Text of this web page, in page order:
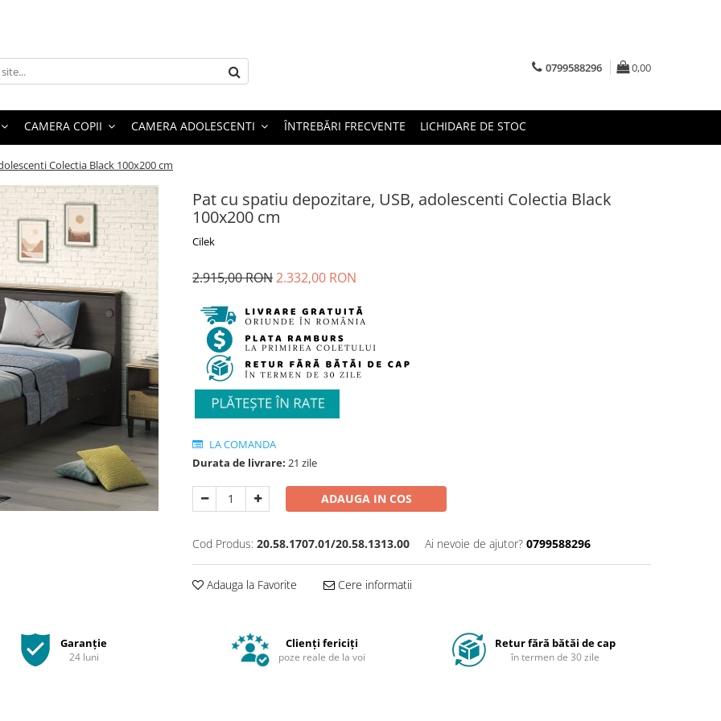
0799588296 0,00
CAMERA COPII CAMERA ADOLESCENTI ÎNTREBĂRI FRECVENTE LICHIDARE DE STOC
Colectia Black 100x200 cm
Pat cu spatiu depozitare, USB, adolescenti Colectia Black
100x200 cm
Cilek
2.915,00 RON2.332,00 RON
LA COMANDA
Durata de livrare: 21 zile
ADAUGA IN COS
Cod Produs: 20.58.1707.01/20.58.1313.00 Ai nevoie de ajutor? 0799588296
Adauga la Favorite Cere informatii
Garanție
24 luni
Clienți fericiți
poze reale de la voi
Retur fără bătăi de cap
în termen de 30 zile